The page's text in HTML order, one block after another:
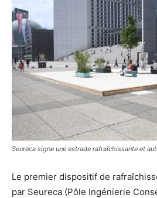
Seureca signe une estrade rafraîchissante et
Le premier dispositif de
par Seureca (Pôle Ingénierie